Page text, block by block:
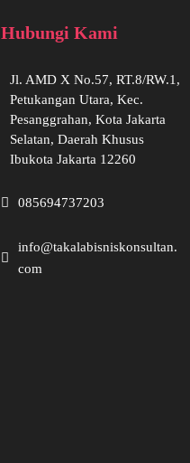
Hubungi Kami
Jl. AMD X No.57, RT.8/RW.1,
Petukangan Utara, Kec.
Pesanggrahan, Kota Jakarta
Selatan, Daerah Khusus
Ibukota Jakarta 12260
085694737203
info@takalabisniskonsultan.
com